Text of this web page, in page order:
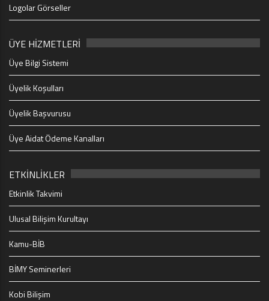
Logolar Görseller
ÜYE HİZMETLERİ
Üye Bilgi Sistemi
Üyelik Koşulları
Üyelik Başvurusu
Üye Aidat Ödeme Kanalları
ETKİNLİKLER
Etkinlik Takvimi
Ulusal Bilişim Kurultayı
Kamu-BİB
BİMY Seminerleri
Kobi Bilişim